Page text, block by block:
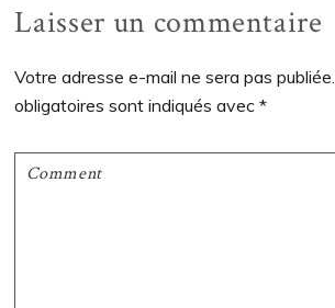
Interactions
du
lecteur
Laisser un commentaire
Votre adresse e-mail ne sera pas publiée.
obligatoires sont indiqués avec*